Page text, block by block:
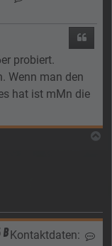
probiert.
Wenn man den
hat ist mMn die
Kontaktdaten: